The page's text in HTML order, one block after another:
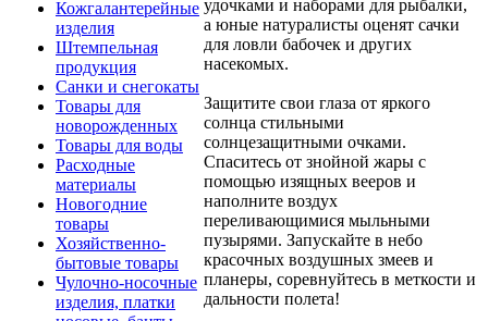
Кожгалантерейные
изделия
Штемпельная
продукция
Санки и снегокаты
Товары для
новорожденных
Товары для воды
Расходные
материалы
Новогодние
товары
Хозяйственно-
бытовые товары
Чулочно-носочные
изделия, платки
удочками и наборами для рыбалки,
а юные натуралисты оценят сачки
для ловли бабочек и других
насекомых.
Защитите свои глаза от яркого
солнца стильными
солнцезащитными очками.
Спаситесь от знойной жары с
помощью изящных вееров и
наполните воздух
переливающимися мыльными
пузырями. Запускайте в небо
красочных воздушных змеев и
планеры, соревнуйтесь в меткости и
дальности полета!